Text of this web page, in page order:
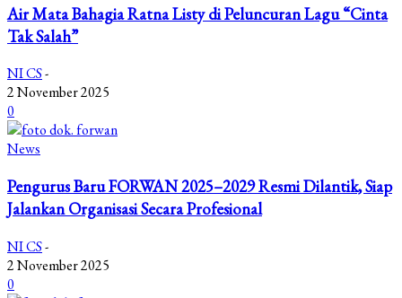
Air Mata Bahagia Ratna Listy di Peluncuran Lagu “Cinta
Tak Salah”
NI CS-
2 November 2025
0
News
Pengurus Baru FORWAN 2025–2029 Resmi Dilantik, Siap
Jalankan Organisasi Secara Profesional
NI CS-
2 November 2025
0